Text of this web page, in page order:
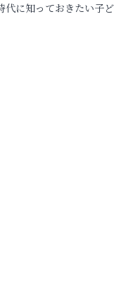
代に知っておきたい子